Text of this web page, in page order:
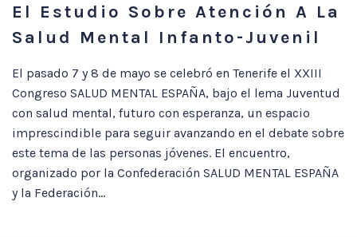
El Estudio Sobre Atención A La
Salud Mental Infanto-Juvenil
El pasado 7 y 8 de mayo se celebró en Tenerife el XXIII
Congreso SALUD MENTAL ESPAÑA, bajo el lema Juventud
con salud mental, futuro con esperanza, un espacio
imprescindible para seguir avanzando en el debate sobre
este tema de las personas jóvenes. El encuentro,
organizado por la Confederación SALUD MENTAL ESPAÑA
y la Federación...